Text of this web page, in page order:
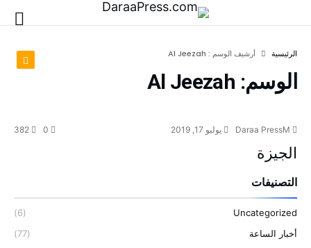
‫الرئيسية‬ ‫أرشيف الوسم :‬ Al Jeezah
الوسم: Al Jeezah
يوليو 17, 2019 382
الجيزة
التصنيفات
Uncategorized
(6)
أخبار الساعة
(77)